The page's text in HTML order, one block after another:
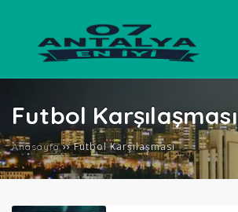
Futbol Karşılaşması
Anasayfa ››Futbol Karşılaşması